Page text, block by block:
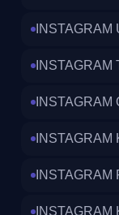
INSTAGRAM
INSTAGRAM
INSTAGRAM
INSTAGRAM
INSTAGRAM
INSTAGRAM